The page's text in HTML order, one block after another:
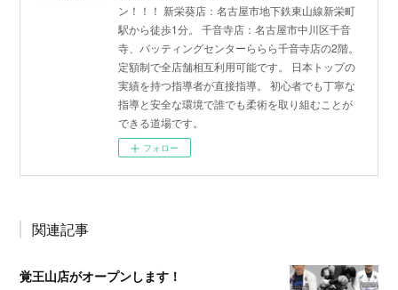
ン！！！ 新栄葵店：名古屋市地下鉄東山線新栄町
駅から徒歩1分。 千音寺店：名古屋市中川区千音
寺、バッティングセンターららら千音寺店の2階。
定額制で全店舗相互利用可能です。 日本トップの
実績を持つ指導者が直接指導。 初心者でも丁寧な
指導と安全な環境で誰でも柔術を取り組むことが
できる道場です。
フォロー
関連記事
覚王山店がオープンします！